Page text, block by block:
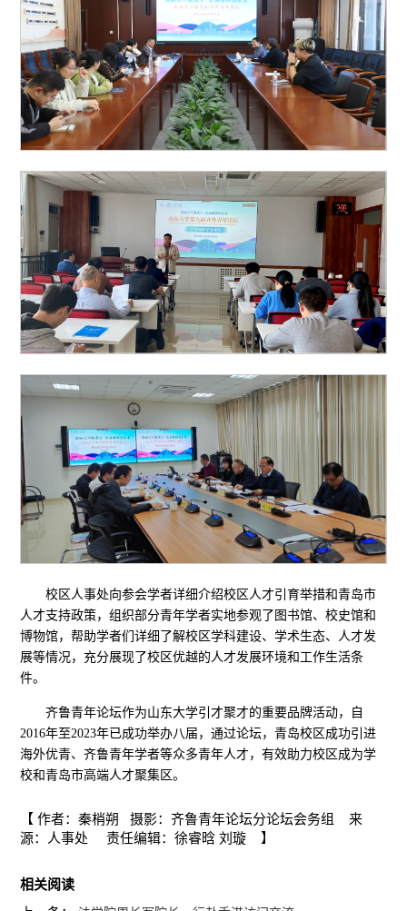
校区人事处向参会学者详细介绍校区人才引育举措和青岛市
人才支持政策，组织部分青年学者实地参观了图书馆、校史馆和
博物馆，帮助学者们详细了解校区学科建设、学术生态、人才发
展等情况，充分展现了校区优越的人才发展环境和工作生活条
件。
齐鲁青年论坛作为山东大学引才聚才的重要品牌活动，自
2016年至2023年已成功举办八届，通过论坛，青岛校区成功引进
海外优青、齐鲁青年学者等众多青年人才，有效助力校区成为学
校和青岛市高端人才聚集区。
【 作者：秦梢朔 摄影：齐鲁青年论坛分论坛会务组 来
源：人事处 责任编辑：徐睿晗 刘璇 】
相关阅读